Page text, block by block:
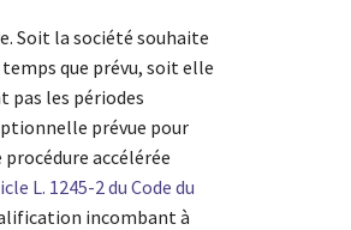
Soit la société souhaite
que prévu, soit elle
pas les périodes
prévue pour
accélérée
L. 1245-2 du Code du
incombant à